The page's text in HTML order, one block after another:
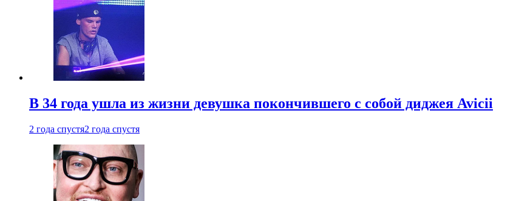
В 34 года ушла из жизни девушка покончившего с собой диджея Avicii
2 года спустя2 года спустя